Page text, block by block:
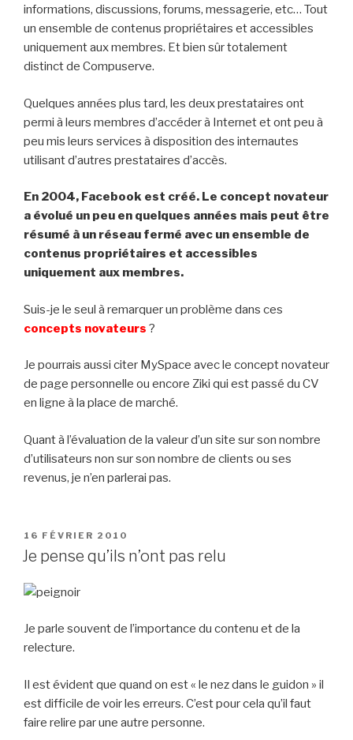
informations, discussions, forums, messagerie, etc… Tout
un ensemble de contenus propriétaires et accessibles
uniquement aux membres. Et bien sûr totalement
distinct de Compuserve.
Quelques années plus tard, les deux prestataires ont
permi à leurs membres d’accéder à Internet et ont peu à
peu mis leurs services à disposition des internautes
utilisant d’autres prestataires d’accès.
En 2004, Facebook est créé. Le concept novateur
a évolué un peu en quelques années mais peut être
résumé à un réseau fermé avec un ensemble de
contenus propriétaires et accessibles
uniquement aux membres.
Suis-je le seul à remarquer un problème dans ces
concepts novateurs ?
Je pourrais aussi citer MySpace avec le concept novateur
de page personnelle ou encore Ziki qui est passé du CV
en ligne à la place de marché.
Quant à l’évaluation de la valeur d’un site sur son nombre
d’utilisateurs non sur son nombre de clients ou ses
revenus, je n’en parlerai pas.
PUBLIÉ
LE
16 FÉVRIER 2010
Je pense qu’ils n’ont pas relu
Je parle souvent de l’importance du contenu et de la
relecture.
Il est évident que quand on est « le nez dans le guidon » il
est difficile de voir les erreurs. C’est pour cela qu’il faut
faire relire par une autre personne.